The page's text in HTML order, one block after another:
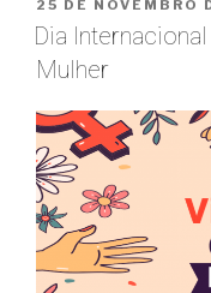
PUBLICADO
EM
25 DE NOVEMBRO
Dia
Mulher